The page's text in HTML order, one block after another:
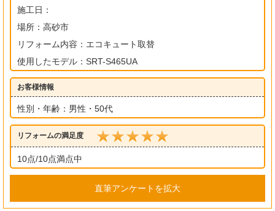
施工日：
場所：高砂市
リフォーム内容：エコキュート取替
使用したモデル：SRT-S465UA
お客様情報
性別・年齢：男性・50代
リフォームの満足度
10点/10点満点中
直筆アンケートを拡大